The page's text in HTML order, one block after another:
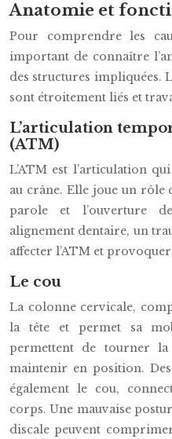
Anatomie et
Pour comprendre les
important de connaître
des structures impliquées.
sont étroitement liés et
L’articulation
(ATM)
L’ATM est l’articulation
au crâne. Elle joue un rôle
parole et l’ouverture
alignement dentaire, un
affecter l’ATM et
Le cou
La colonne cervicale,
la tête et permet sa
permettent de tourner
maintenir en position.
également le cou,
corps. Une mauvaise
discale peuvent